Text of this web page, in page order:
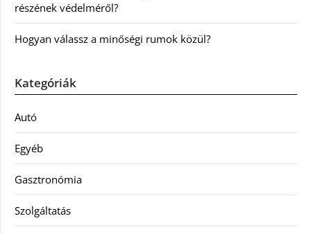
részének védelméről?
Hogyan válassz a minőségi rumok közül?
Kategóriák
Autó
Egyéb
Gasztronómia
Szolgáltatás